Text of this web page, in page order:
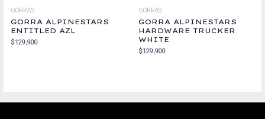
GORRAS
GORRA ALPINESTARS
ENTITLED AZL
$129,900
GORRAS
GORRA ALPINESTARS
HARDWARE TRUCKER
WHITE
$129,900